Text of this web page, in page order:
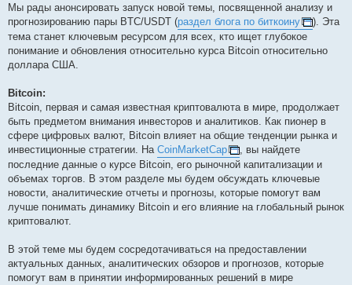
Мы рады анонсировать запуск новой темы, посвященной анализу и
прогнозированию пары BTC/USDT (раздел блога по биткоину
). Эта
тема станет ключевым ресурсом для всех, кто ищет глубокое
понимание и обновления относительно курса Bitcoin относительно
доллара США.
Bitcoin:
Bitcoin, первая и самая известная криптовалюта в мире, продолжает
быть предметом внимания инвесторов и аналитиков. Как пионер в
сфере цифровых валют, Bitcoin влияет на общие тенденции рынка и
инвестиционные стратегии. На CoinMarketCap
, вы найдете
последние данные о курсе Bitcoin, его рыночной капитализации и
объемах торгов. В этом разделе мы будем обсуждать ключевые
новости, аналитические отчеты и прогнозы, которые помогут вам
лучше понимать динамику Bitcoin и его влияние на глобальный рынок
криптовалют.
В этой теме мы будем сосредотачиваться на предоставлении
актуальных данных, аналитических обзоров и прогнозов, которые
помогут вам в принятии информированных решений в мире